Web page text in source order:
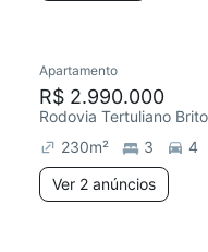
Apartamento
R$ 2.990.000
Rodovia Tertuliano
230m² 3
4
Ver 2 anúncios